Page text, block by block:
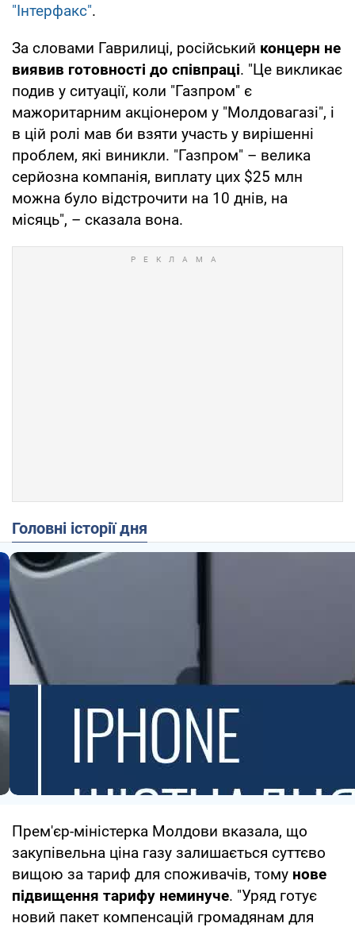
"Інтерфакс".
За словами Гаврилиці, російський концерн не
виявив готовності до співпраці. "Це викликає
подив у ситуації, коли "Газпром" є
мажоритарним акціонером у "Молдовагазі", і
в цій ролі мав би взяти участь у вирішенні
проблем, які виникли. "Газпром" – велика
серйозна компанія, виплату цих $25 млн
можна було відстрочити на 10 днів, на
місяць", – сказала вона.
Головні історії дня
Прем'єр-міністерка Молдови вказала, що
закупівельна ціна газу залишається суттєво
вищою за тариф для споживачів, тому нове
підвищення тарифу неминуче. "Уряд готує
новий пакет компенсацій громадянам для